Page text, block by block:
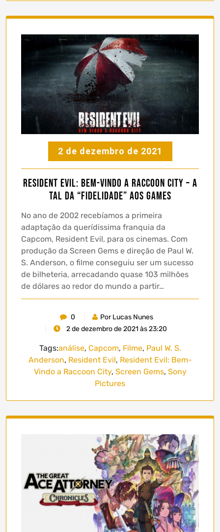
2 de dezembro de 2021
Resident Evil: Bem-Vindo a Raccoon City – A
tal da “fidelidade” aos games
No ano de 2002 recebíamos a primeira
adaptação da querídissima franquia da
Capcom, Resident Evil, para os cinemas. Com
produção da Screen Gems e direção de Paul W.
S. Anderson, o filme conseguiu ser um sucesso
de bilheteria, arrecadando quase 103 milhões
de dólares ao redor do mundo a partir…
0
Por Lucas Nunes
2 de dezembro de 2021 às 23:20
Tags:análise, Capcom, Filme, Paul W. S.
Anderson, Resident Evil, Resident Evil: Bem-
Vindo a Raccoon City, Screen Gems, Sony
Pictures